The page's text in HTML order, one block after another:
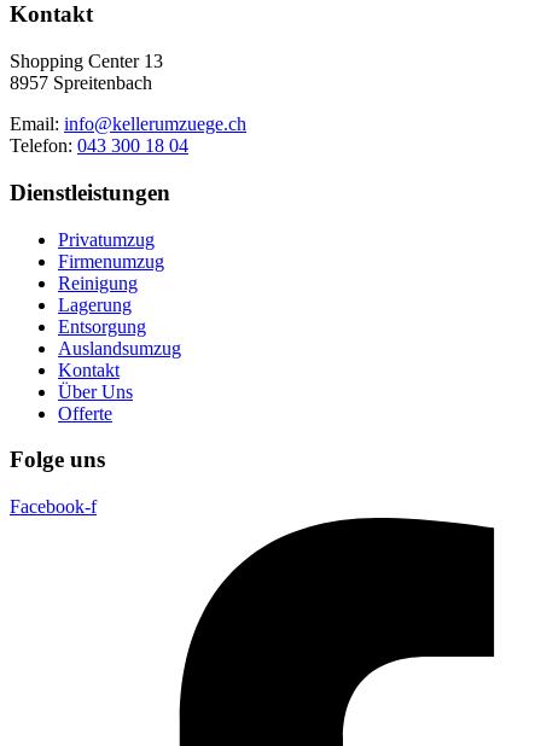
Kontakt
Shopping Center 13
8957 Spreitenbach
Email: info@kellerumzuege.ch
Telefon: 043 300 18 04
Dienstleistungen
Privatumzug
Firmenumzug
Reinigung
Lagerung
Entsorgung
Auslandsumzug
Kontakt
Über Uns
Offerte
Folge uns
Facebook-f